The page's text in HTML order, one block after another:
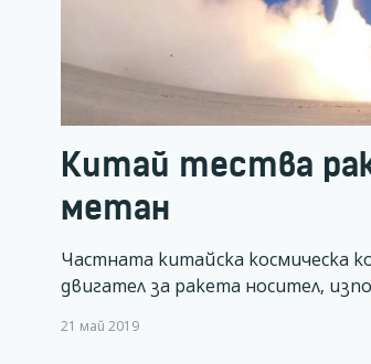
Китай тества
метан
Частната китайска космическа
двигател за ракета носител,
21 май 2019